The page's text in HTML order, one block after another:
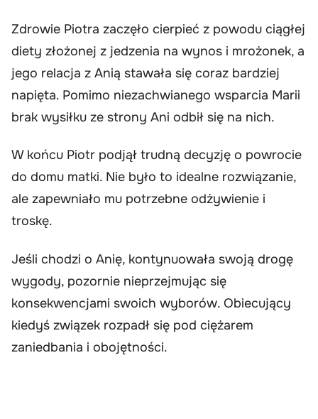
Zdrowie Piotra zaczęło cierpieć z powodu ciągłej
diety złożonej z jedzenia na wynos i mrożonek, a
jego relacja z Anią stawała się coraz bardziej
napięta. Pomimo niezachwianego wsparcia Marii
brak wysiłku ze strony Ani odbił się na nich.
W końcu Piotr podjął trudną decyzję o powrocie
do domu matki. Nie było to idealne rozwiązanie,
ale zapewniało mu potrzebne odżywienie i
troskę.
Jeśli chodzi o Anię, kontynuowała swoją drogę
wygody, pozornie nieprzejmując się
konsekwencjami swoich wyborów. Obiecujący
kiedyś związek rozpadł się pod ciężarem
zaniedbania i obojętności.